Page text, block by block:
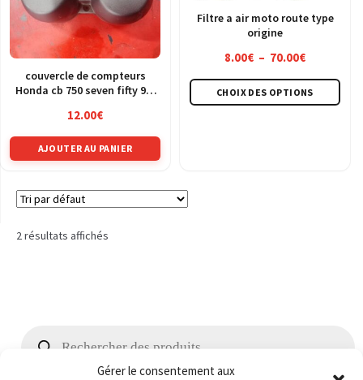
Gérer le consentement aux
couvercle de compteurs
Honda cb 750 seven fifty 96-
12.00€
AJOUTER AU PANIER
Filtre a air moto route type
origine
8.00€ – 70.00€Plage
de
prix :
CHOIX DES OPTIONS
Ce
2 résultats affichés
produits